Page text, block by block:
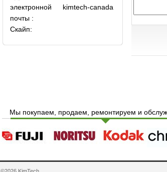
электронной
почты :
Скайп:
kimtech-canada
Мы покупаем, продаем, ремонтируем и